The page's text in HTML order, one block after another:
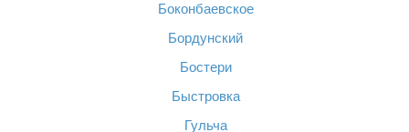
Боконбаевское
Бордунский
Бостери
Быстровка
Гульча